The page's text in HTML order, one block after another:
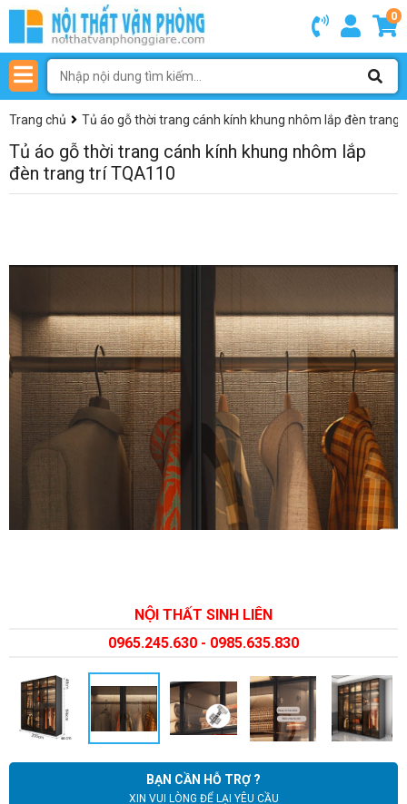
0
Trang chủ Tủ áo gỗ thời trang cánh kính khung nhôm lắp đèn trang
Tủ áo gỗ thời trang cánh kính khung nhôm lắp
đèn trang trí TQA110
NỘI THẤT SINH LIÊN
0965.245.630 - 0985.635.830
BẠN CẦN HỖ TRỢ ?
XIN VUI LÒNG ĐỂ LẠI YÊU CẦU